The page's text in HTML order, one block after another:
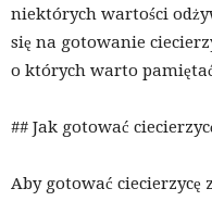
niektórych wartości
się na gotowanie
o których warto
## Jak gotować
Aby gotować